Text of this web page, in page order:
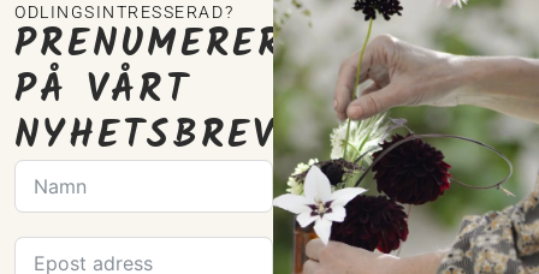
ODLINGSINTRESSERAD?
PRENUMERERA
PÅ VÅRT
NYHETSBREV